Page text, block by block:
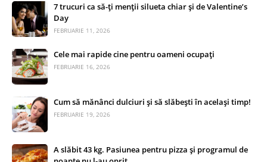
7 trucuri ca să-ți menții silueta chiar și de Valentine’s
Day
FEBRUARIE 11, 2026
Cele mai rapide cine pentru oameni ocupați
FEBRUARIE 16, 2026
Cum să mănânci dulciuri și să slăbești în același timp!
FEBRUARIE 19, 2026
A slăbit 43 kg. Pasiunea pentru pizza și programul de